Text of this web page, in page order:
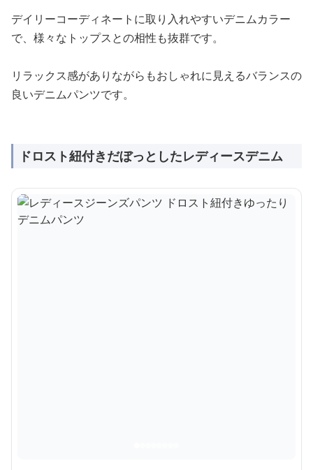
デイリーコーディネートに取り入れやすいデニムカラー
で、様々なトップスとの相性も抜群です。
リラックス感がありながらもおしゃれに見えるバランスの
良いデニムパンツです。
ドロスト紐付きだぼっとしたレディースデニム